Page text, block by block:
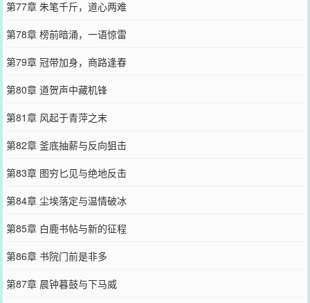
第77章 朱笔千斤，道心两难
第78章 榜前暗涌，一语惊雷
第79章 冠带加身，商路逢春
第80章 道贺声中藏机锋
第81章 风起于青萍之末
第82章 釜底抽薪与反向狙击
第83章 图穷匕见与绝地反击
第84章 尘埃落定与温情破冰
第85章 白鹿书帖与新的征程
第86章 书院门前是非多
第87章 晨钟暮鼓与下马威